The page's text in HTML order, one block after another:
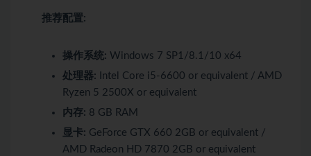
推荐配置:
操作系统: Windows 7 SP1/8.1/10 x64
处理器: Intel Core i5-6600 or equivalent / AMD
Ryzen 5 2500X or equivalent
内存: 8 GB RAM
显卡: GeForce GTX 660 2GB or equivalent /
AMD Radeon HD 7870 2GB or equivalent